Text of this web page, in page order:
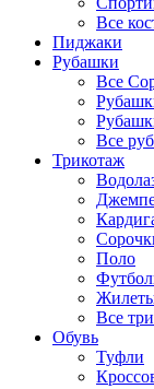
Все
Пиджаки
Рубашки
Все
Все
Трикотаж
Поло
Все
Обувь
Туфли